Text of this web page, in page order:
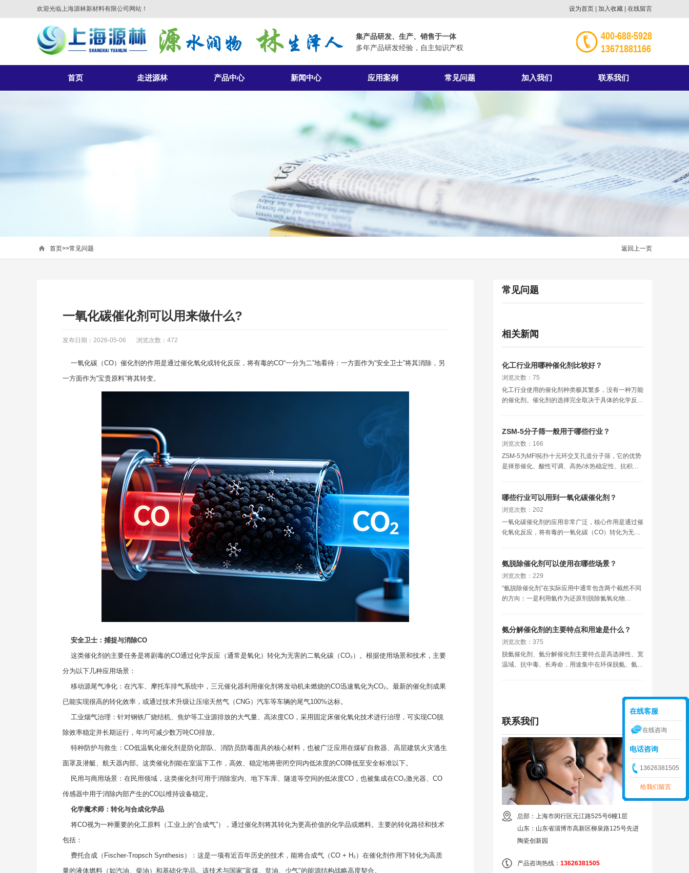
欢迎光临上海源林新材料有限公司网站！ 设为首页 加入收藏 在线留言
集产品研发、生产、销售于一体
多年产品研发经验，自主知识产权
400-688-5928
13671881166
首页 走进源林 产品中心 新闻中心 应用案例 常见问题 加入我们 联系我们
返回上一页
首页>>常见问题
一氧化碳催化剂可以用来做什么?
发布日期：2026-05-06 浏览次数：472
一氧化碳（CO）催化剂的作用是通过催化氧化或转化反应，将有毒的CO“一分为二”地看待：一方面作为“安全卫士”将其消除，另
一方面作为“宝贵原料”将其转变。
安全卫士：捕捉与消除CO
这类催化剂的主要任务是将剧毒的CO通过化学反应（通常是氧化）转化为无害的二氧化碳（CO₂）。根据使用场景和技术，主要
分为以下几种应用场景：
移动源尾气净化：在汽车、摩托车排气系统中，三元催化器利用催化剂将发动机未燃烧的CO迅速氧化为CO₂。最新的催化剂成果
已能实现很高的转化效率，或通过技术升级让压缩天然气（CNG）汽车等车辆的尾气100%达标。
工业烟气治理：针对钢铁厂烧结机、焦炉等工业源排放的大气量、高浓度CO，采用固定床催化氧化技术进行治理，可实现CO脱
除效率稳定并长期运行，年均可减少数万吨CO排放。
特种防护与救生：CO低温氧化催化剂是防化部队、消防员防毒面具的核心材料，也被广泛应用在煤矿自救器、高层建筑火灾逃生
面罩及潜艇、航天器内部。这类催化剂能在室温下工作，高效、稳定地将密闭空间内低浓度的CO降低至安全标准以下。
民用与商用场景：在民用领域，这类催化剂可用于消除室内、地下车库、隧道等空间的低浓度CO，也被集成在CO₂激光器、CO
传感器中用于消除内部产生的CO以维持设备稳定。
化学魔术师：转化与合成化学品
将CO视为一种重要的化工原料（工业上的“合成气”），通过催化剂将其转化为更高价值的化学品或燃料。主要的转化路径和技术
包括：
费托合成（Fischer-Tropsch Synthesis）：这是一项有近百年历史的技术，能将合成气（CO + H₂）在催化剂作用下转化为高质
量的液体燃料（如汽油、柴油）和基础化学品。该技术与国家"富煤、贫油、少气"的能源结构战略高度契合。
常见问题
相关新闻
化工行业用哪种催化剂比较好？
浏览次数：75
化工行业使用的催化剂种类极其繁多，没有一种万能
的催化剂。催化剂的选择完全取决于具体的化学反应
ZSM-5分子筛一般用于哪些行业？
浏览次数：166
ZSM-5为MFI拓扑十元环交叉孔道分子筛，它的优势
是择形催化、酸性可调、高热/水热稳定性、抗积
哪些行业可以用到一氧化碳催化剂？
浏览次数：202
一氧化碳催化剂的应用非常广泛，核心作用是通过催
化氧化反应，将有毒的一氧化碳（CO）转化为无害
氨脱除催化剂可以使用在哪些场景？
浏览次数：229
“氨脱除催化剂”在实际应用中通常包含两个截然不同
的方向：一是利用氨作为还原剂脱除氮氧化物
氨分解催化剂的主要特点和用途是什么？
浏览次数：375
脱氨催化剂、氨分解催化剂主要特点是高选择性、宽
温域、抗中毒、长寿命，用途集中在环保脱氨、氨制
联系我们
总部：上海市闵行区元江路525号6幢1层
山东：山东省淄博市高新区柳泉路125号先进
陶瓷创新园
产品咨询热线：13626381505
在线客服
在线咨询
电话咨询
13626381505
给我们留言